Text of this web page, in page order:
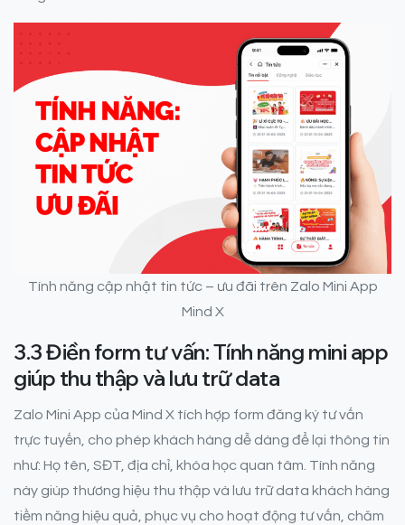
Tính năng cập nhật tin tức – ưu đãi trên Zalo Mini App
Mind X
3.3 Điền form tư vấn: Tính năng mini app
giúp thu thập và lưu trữ data
Zalo Mini App của Mind X tích hợp form đăng ký tư vấn
trực tuyến, cho phép khách hàng dễ dàng để lại thông tin
như: Họ tên, SĐT, địa chỉ, khóa học quan tâm. Tính năng
này giúp thương hiệu thu thập và lưu trữ data khách hàng
tiềm năng hiệu quả, phục vụ cho hoạt động tư vấn, chăm